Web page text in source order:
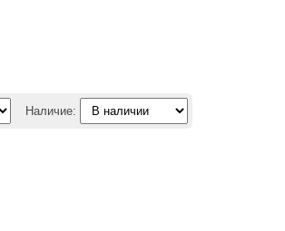
Наличие: